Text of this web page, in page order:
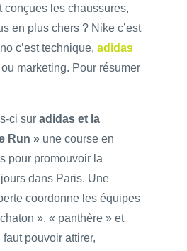
conçues les chaussures,
en plus chers ? Nike c’est
c’est technique, adidas
marketing. Pour résumer
ci sur adidas et la
Run » une course en
pour promouvoir la
dans Paris. Une
coordonne les équipes
», « panthère » et
pouvoir attirer,